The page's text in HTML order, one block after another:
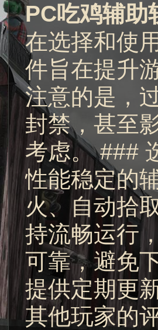
PC吃鸡辅助
在选择和使
件旨在提升
注意的是，
封禁，甚至
考虑。 ###
性能稳定的
火、自动拾
持流畅运行
可靠，避免
提供定期更
其他玩家的